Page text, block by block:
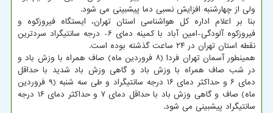
ولی از چهارشنبه افزایش نسبی دما پیشبینی می شود.
بنا بر اعلام اداره کل هواشناسی استان تهران، ایستگاه فیروزکوه و
فیروزکوه آلودگی-امین آباد با کمینه دمای ۶- درجه سانتیگراد سردترین
نقطه استان تهران در ۲۴ ساعت گذشته بوده است.
همینطور آسمان تهران فردا (۸ فروردین ماه) صاف همراه با وزش باد و
در شب صاف همراه با وزش باد و گاهی وزش باد شدید با حداقل
دمای ۶ و حداکثر دمای ۱۶ درجه سانتیگراد و طی سه شنبه (۹ فروردین
ماه) صاف و گاهی وزش باد با حداقل دمای ۷ و حداکثر دمای ۱۶ درجه
سانتیگراد پیشبینی می شود.